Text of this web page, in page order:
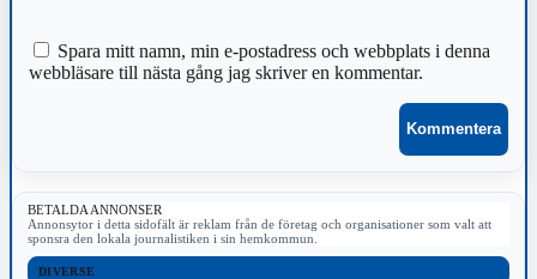
Spara mitt namn, min e-postadress och webbplats i denna
webbläsare till nästa gång jag skriver en kommentar.
BETALDA ANNONSER
Annonsytor i detta sidofält är reklam från de företag och organisationer som valt att
sponsra den lokala journalistiken i sin hemkommun.
DIVERSE